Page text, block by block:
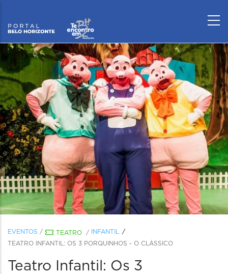
EVENTOS / TEATRO /
INFANTIL
TEATRO INFANTIL: OS 3 PORQUINHOS - O CLÁSSICO
Teatro Infantil: Os 3